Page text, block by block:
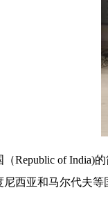
Republic of India)
西亚和马尔代夫